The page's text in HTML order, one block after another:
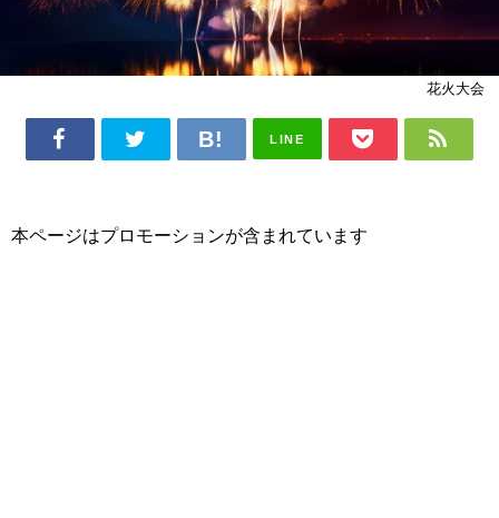
花火大会
LINE
本ページはプロモーションが含まれています